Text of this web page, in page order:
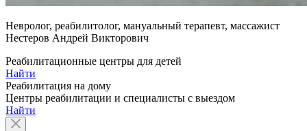
Невролог, реабилитолог, мануальный терапевт, массажист
Нестеров Андрей Викторович
Реабилитационные центры для детей
Найти
Реабилитация на дому
Центры реабилитации и специалисты с выездом
Найти